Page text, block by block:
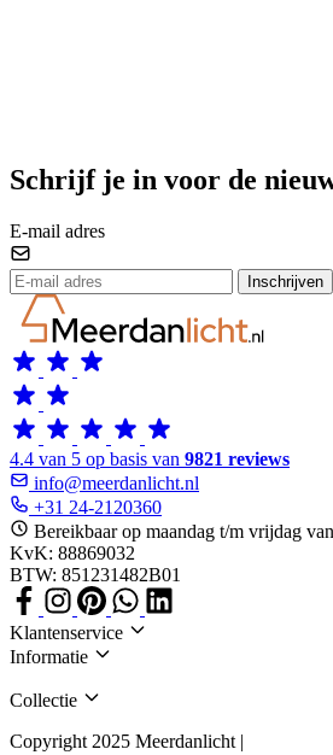
Schrijf je in voor de
E-mail adres
Inschrijven
4.4 van 5 op basis van 9821 reviews
info@meerdanlicht.nl
+31 24-2120360
Bereikbaar op maandag t/m vrijdag
KvK: 88869032
BTW: 851231482B01
Klantenservice
Informatie
Collectie
Copyright 2025 Meerdanlicht |